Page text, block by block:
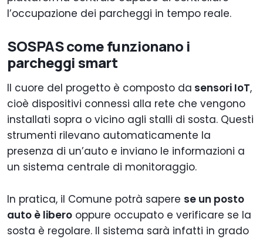
l’occupazione dei parcheggi in tempo reale.
SOSPAS come funzionano i
parcheggi smart
Il cuore del progetto è composto da sensori IoT,
cioè dispositivi connessi alla rete che vengono
installati sopra o vicino agli stalli di sosta. Questi
strumenti rilevano automaticamente la
presenza di un’auto e inviano le informazioni a
un sistema centrale di monitoraggio.
In pratica, il Comune potrà sapere se un posto
auto è libero oppure occupato e verificare se la
sosta è regolare. Il sistema sarà infatti in grado